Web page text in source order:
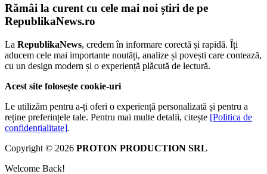
Rămâi la curent cu cele mai noi știri de pe
RepublikaNews.ro
La RepublikaNews, credem în informare corectă și rapidă. Îți
aducem cele mai importante noutăți, analize și povești care contează,
cu un design modern și o experiență plăcută de lectură.
Acest site folosește cookie-uri
Le utilizăm pentru a-ți oferi o experiență personalizată și pentru a
reține preferințele tale. Pentru mai multe detalii, citește [Politica de
confidențialitate].
Copyright © 2026 PROTON PRODUCTION SRL
Welcome Back!